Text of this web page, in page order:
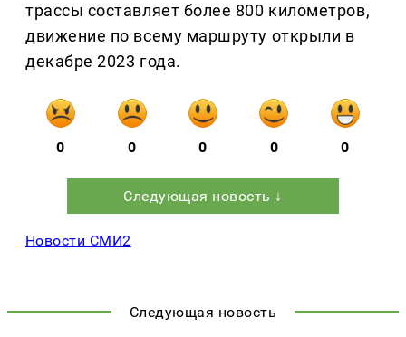
трассы составляет более 800 километров,
движение по всему маршруту открыли в
декабре 2023 года.
0 0 0 0 0
Следующая новость ↓
Новости СМИ2
Следующая новость